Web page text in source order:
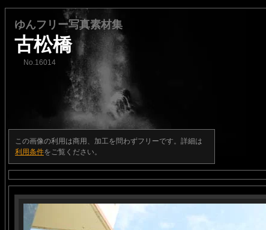
ゆんフリー写真素材集
古松橋
No.16014
この画像の利用は商用、加工を問わずフリーです。詳細は
利用条件をご覧ください。